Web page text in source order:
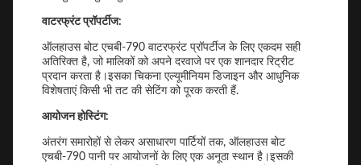
वाटरफ्रंट प्रॉपर्टीज:
ऑलहाउस बोट एचबी-790 वाटरफ्रंट प्रॉपर्टीज के लिए एकदम सही
अतिरिक्त है, जो मालिकों को अपने दरवाजे पर एक शानदार रिट्रीट
प्रदान करता है।इसका चिकना एल्यूमीनियम डिजाइन और आधुनिक
विशेषताएं किसी भी तट की सेटिंग को पूरक करती हैं.
आयोजन होस्टिंग:
अंतरंग समारोहों से लेकर असाधारण पार्टियों तक, ऑलहाउस बोट
एचबी-790 पानी पर आयोजनों के लिए एक अनूठा स्थान है।इसकी